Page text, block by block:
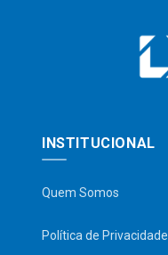
INSTITUCIONAL
Quem Somos
Política de Privacidade